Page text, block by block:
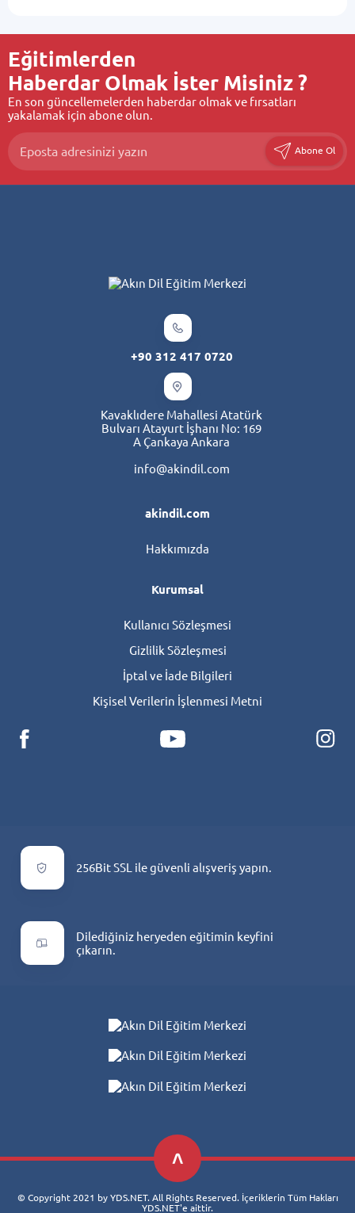
Eğitimlerden
Haberdar Olmak İster Misiniz ?
En son güncellemelerden haberdar olmak ve fırsatları
yakalamak için abone olun.
Abone Ol
+90 312 417 0720
Kavaklıdere Mahallesi Atatürk
Bulvarı Atayurt İşhanı No: 169
A Çankaya Ankara
info@akindil.com
akindil.com
Hakkımızda
Kurumsal
Kullanıcı Sözleşmesi
Gizlilik Sözleşmesi
İptal ve İade Bilgileri
Kişisel Verilerin İşlenmesi Metni
256Bit SSL ile güvenli alışveriş yapın.
Dilediğiniz heryeden eğitimin keyfini
çıkarın.
© Copyright 2021 by YDS.NET. All Rights Reserved. İçeriklerin Tüm Hakları
YDS.NET'e aittir.